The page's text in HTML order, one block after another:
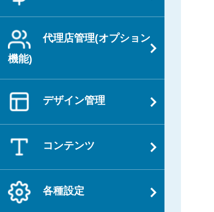
代理店管理(オプション
機能)
デザイン管理
コンテンツ
各種設定